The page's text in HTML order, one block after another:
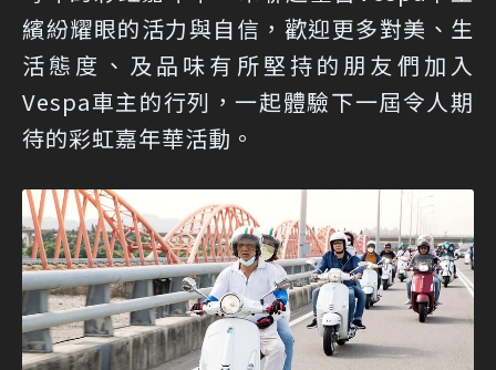
繽紛耀眼的活力與自信，歡迎更多對美、生
活態度、及品味有所堅持的朋友們加入
Vespa車主的行列，一起體驗下一屆令人期
待的彩虹嘉年華活動。